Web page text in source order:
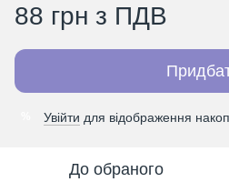
88 грн з ПДВ
Увійти для відображення
До обраного